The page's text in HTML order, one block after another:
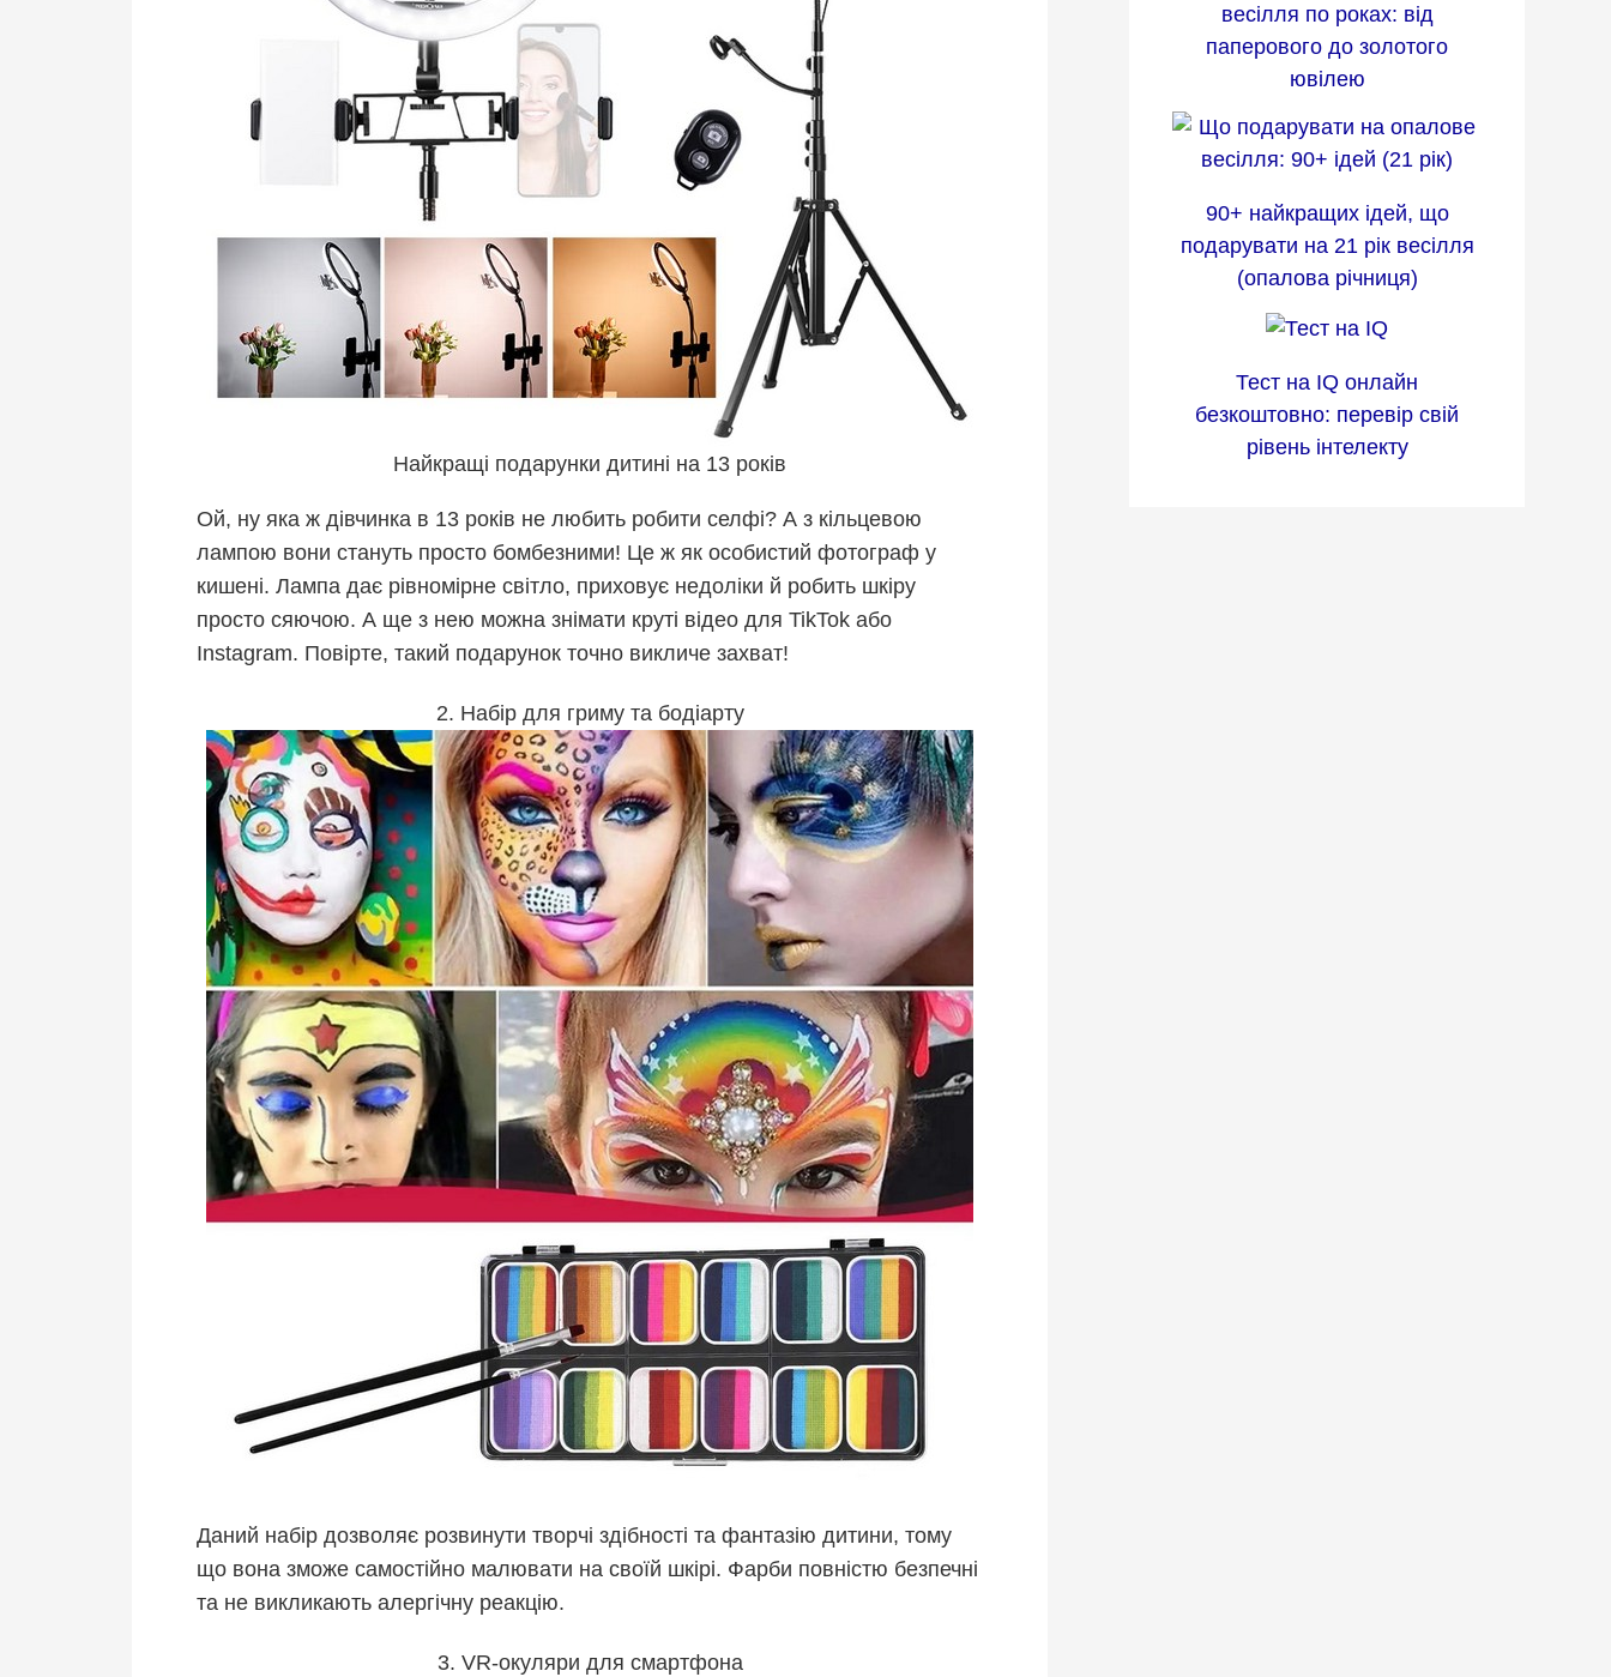
Найкращі подарунки дитині на 13 років
Ой, ну яка ж дівчинка в 13 років не любить робити селфі? А з кільцевою
лампою вони стануть просто бомбезними! Це ж як особистий фотограф у
кишені. Лампа дає рівномірне світло, приховує недоліки й робить шкіру
просто сяючою. А ще з нею можна знімати круті відео для TikTok або
Instagram. Повірте, такий подарунок точно викличе захват!
2. Набір для гриму та бодіарту
Даний набір дозволяє розвинути творчі здібності та фантазію дитини, тому
що вона зможе самостійно малювати на своїй шкірі. Фарби повністю безпечні
та не викликають алергічну реакцію.
3. VR-окуляри для смартфона
весілля по роках: від
паперового до золотого
ювілею
90+ найкращих ідей, що
подарувати на 21 рік весілля
(опалова річниця)
Тест на IQ онлайн
безкоштовно: перевір свій
рівень інтелекту